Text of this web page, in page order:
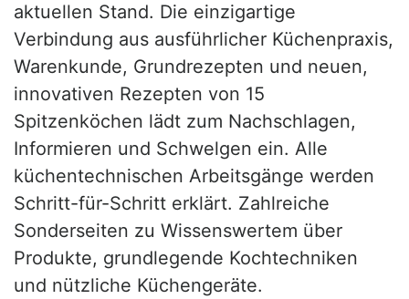
aktuellen Stand. Die einzigartige
Verbindung aus ausführlicher Küchenpraxis,
Warenkunde, Grundrezepten und neuen,
innovativen Rezepten von 15
Spitzenköchen lädt zum Nachschlagen,
Informieren und Schwelgen ein. Alle
küchentechnischen Arbeitsgänge werden
Schritt-für-Schritt erklärt. Zahlreiche
Sonderseiten zu Wissenswertem über
Produkte, grundlegende Kochtechniken
und nützliche Küchengeräte.